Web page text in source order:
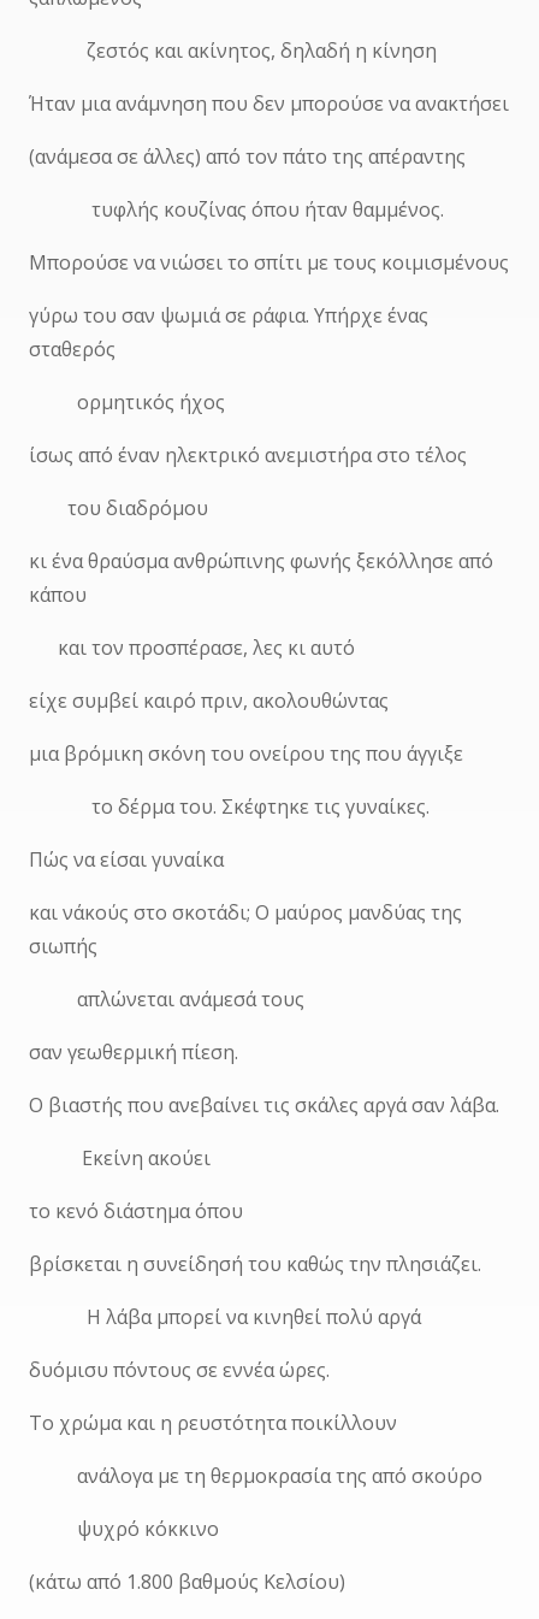
ζεστός και ακίνητος, δηλαδή η κίνηση
Ήταν μια ανάμνηση που δεν μπορούσε να ανακτήσει
(ανάμεσα σε άλλες) από τον πάτο της απέραντης
τυφλής κουζίνας όπου ήταν θαμμένος.
Μπορούσε να νιώσει το σπίτι με τους κοιμισμένους
γύρω του σαν ψωμιά σε ράφια. Υπήρχε ένας
σταθερός
ορμητικός ήχος
ίσως από έναν ηλεκτρικό ανεμιστήρα στο τέλος
του διαδρόμου
κι ένα θραύσμα ανθρώπινης φωνής ξεκόλλησε από
κάπου
και τον προσπέρασε, λες κι αυτό
είχε συμβεί καιρό πριν, ακολουθώντας
μια βρόμικη σκόνη του ονείρου της που άγγιξε
το δέρμα του. Σκέφτηκε τις γυναίκες.
Πώς να είσαι γυναίκα
και ν΄ακούς στο σκοτάδι; Ο μαύρος μανδύας της
σιωπής
απλώνεται ανάμεσά τους
σαν γεωθερμική πίεση.
Ο βιαστής που ανεβαίνει τις σκάλες αργά σαν λάβα.
Εκείνη ακούει
το κενό διάστημα όπου
βρίσκεται η συνείδησή του καθώς την πλησιάζει.
Η λάβα μπορεί να κινηθεί πολύ αργά
δυόμισυ πόντους σε εννέα ώρες.
Το χρώμα και η ρευστότητα ποικίλλουν
ανάλογα με τη θερμοκρασία της από σκούρο
ψυχρό κόκκινο
(κάτω από 1.800 βαθμούς Κελσίου)